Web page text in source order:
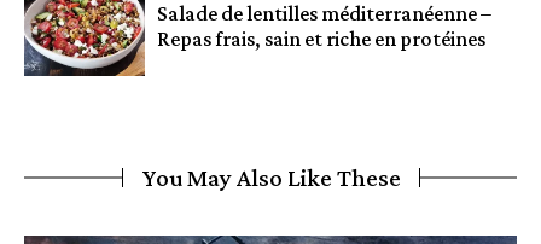
Salade de lentilles méditerranéenne –
Repas frais, sain et riche en protéines
You May Also Like These